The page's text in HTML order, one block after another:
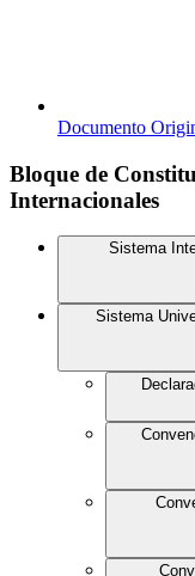
Documento
Bloque de
Internacionales
Sistema
Sistema